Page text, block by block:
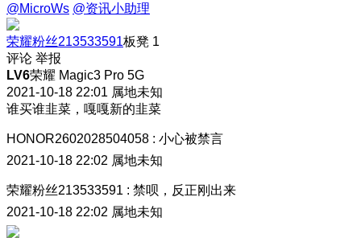
@MicroWs @资讯小助理
荣耀粉丝213533591板凳 1
评论 举报
LV6荣耀 Magic3 Pro 5G
2021-10-18 22:01 属地未知
谁买谁韭菜，嘎嘎新的韭菜
HONOR2602028504058 : 小心被禁言
2021-10-18 22:02 属地未知
荣耀粉丝213533591 : 禁呗，反正刚出来
2021-10-18 22:02 属地未知